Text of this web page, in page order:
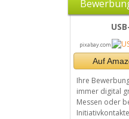
pixabay.com
Auf
Ihre
immer digital
Messen oder